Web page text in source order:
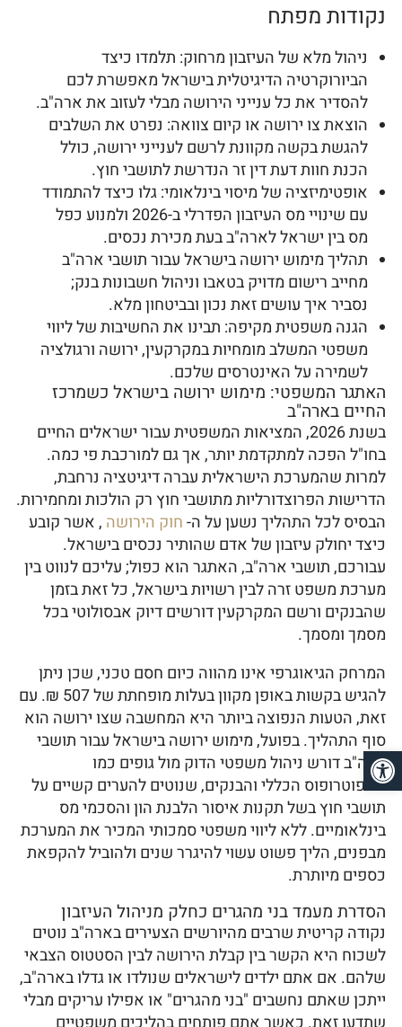
נקודות מפתח
ניהול מלא של העיזבון מרחוק: תלמדו כיצד
הביורוקרטיה הדיגיטלית בישראל מאפשרת לכם
להסדיר את כל ענייני הירושה מבלי לעזוב את ארה"ב.
הוצאת צו ירושה או קיום צוואה: נפרט את השלבים
להגשת בקשה מקוונת לרשם לענייני ירושה, כולל
הכנת חוות דעת דין זר הנדרשת לתושבי חוץ.
אופטימיזציה של מיסוי בינלאומי: גלו כיצד להתמודד
עם שינויי מס העיזבון הפדרלי ב-2026 ולמנוע כפל
מס בין ישראל לארה"ב בעת מכירת נכסים.
תהליך מימוש ירושה בישראל עבור תושבי ארה"ב
מחייב רישום מדויק בטאבו וניהול חשבונות בנק;
נסביר איך עושים זאת נכון ובביטחון מלא.
הגנה משפטית מקיפה: תבינו את החשיבות של ליווי
משפטי המשלב מומחיות במקרקעין, ירושה ורגולציה
לשמירה על האינטרסים שלכם.
האתגר המשפטי: מימוש ירושה בישראל כשמרכז
החיים בארה"ב
בשנת 2026, המציאות המשפטית עבור ישראלים החיים
בחו"ל הפכה למתקדמת יותר, אך גם למורכבת פי כמה.
למרות שהמערכת הישראלית עברה דיגיטציה נרחבת,
הדרישות הפרוצדורליות מתושבי חוץ רק הולכות ומחמירות.
הבסיס לכל התהליך נשען על ה-חוק הירושה , אשר קובע
כיצד יחולק עיזבון של אדם שהותיר נכסים בישראל.
עבורכם, תושבי ארה"ב, האתגר הוא כפול; עליכם לנווט בין
מערכת משפט זרה לבין רשויות בישראל, כל זאת בזמן
שהבנקים ורשם המקרקעין דורשים דיוק אבסולוטי בכל
מסמך ומסמך.
המרחק הגיאוגרפי אינו מהווה כיום חסם טכני, שכן ניתן
להגיש בקשות באופן מקוון בעלות מופחתת של 507 ₪. עם
זאת, הטעות הנפוצה ביותר היא המחשבה שצו ירושה הוא
סוף התהליך. בפועל, מימוש ירושה בישראל עבור תושבי
ארה"ב דורש ניהול משפטי הדוק מול גופים כמו
האפוטרופוס הכללי והבנקים, שנוטים להערים קשיים על
תושבי חוץ בשל תקנות איסור הלבנת הון והסכמי מס
בינלאומיים. ללא ליווי משפטי סמכותי המכיר את המערכת
מבפנים, הליך פשוט עשוי להיגרר שנים ולהוביל להקפאת
כספים מיותרת.
הסדרת מעמד בני מהגרים כחלק מניהול העיזבון
נקודה קריטית שרבים מהיורשים הצעירים בארה"ב נוטים
לשכוח היא הקשר בין קבלת הירושה לבין הסטטוס הצבאי
שלהם. אם אתם ילדים לישראלים שנולדו או גדלו בארה"ב,
ייתכן שאתם נחשבים "בני מהגרים" או אפילו עריקים מבלי
פתח סרגל נגישות